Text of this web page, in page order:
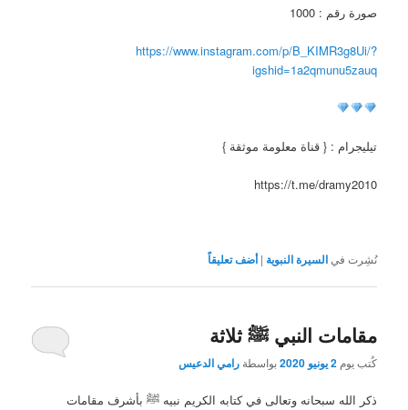
صورة رقم : 1000
https://www.instagram.com/p/B_KIMR3g8Ui/?
igshid=1a2qmunu5zauq
تيليجرام : { قناة معلومة موثقة }
https://t.me/dramy2010
نُشِرت في السيرة النبوية |أضف تعليقاً
مقامات النبي ﷺ ثلاثة
كُتب يوم2 يونيو 2020 بواسطةرامي الدعيس
ذكر الله سبحانه وتعالى في كتابه الكريم نبيه ﷺ بأشرف مقامات